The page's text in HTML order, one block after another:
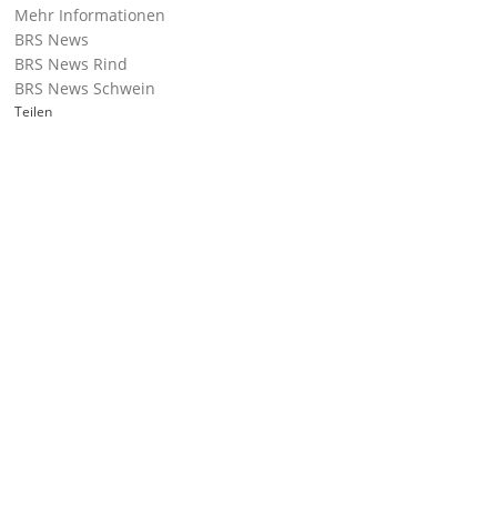
Mehr Informationen
BRS News
BRS News Rind
BRS News Schwein
Teilen